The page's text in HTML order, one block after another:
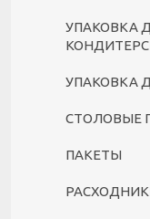
УПАКОВКА
УПАКОВКА
СТОЛОВЫЕ
ПАКЕТЫ